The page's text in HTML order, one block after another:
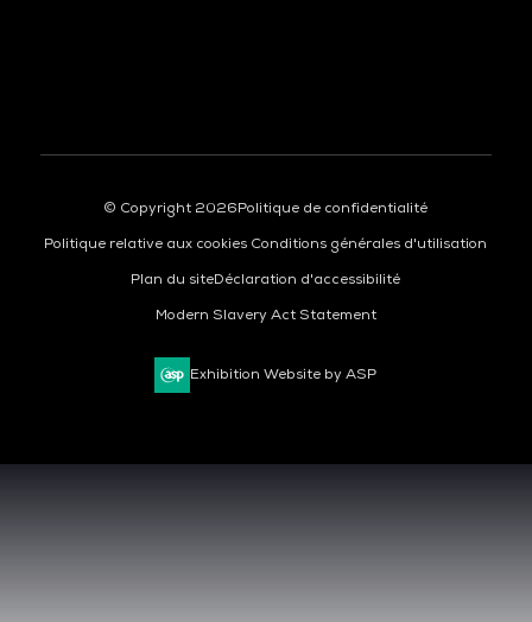
© Copyright 2026Politique de confidentialité
Politique relative aux cookies Conditions générales d'utilisation
Plan du siteDéclaration d'accessibilité
Modern Slavery Act Statement
Exhibition Website by ASP